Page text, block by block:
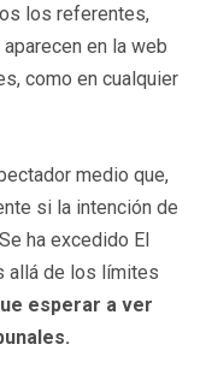
los referentes,
en la web
como en cualquier
medio que,
si la intención de
ha excedido El
allá de los límites
esperar a ver